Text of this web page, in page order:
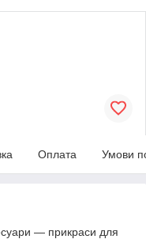
Оплата Умови
— прикраси для